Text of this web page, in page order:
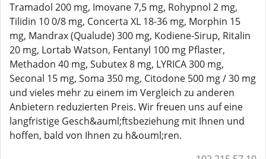
Tramadol 200 mg, Imovane 7,5 mg, Rohypnol 2 mg,
Tilidin 10 0/8 mg, Concerta XL 18-36 mg, Morphin 15
mg, Mandrax (Qualude) 300 mg, Kodiene-Sirup, Ritalin
20 mg, Lortab Watson, Fentanyl 100 mg Pflaster,
Methadon 40 mg, Subutex 8 mg, LYRICA 300 mg,
Seconal 15 mg, Soma 350 mg, Citodone 500 mg / 30 mg
und vieles mehr zu einem im Vergleich zu anderen
Anbietern reduzierten Preis. Wir freuen uns auf eine
langfristige Gesch&auml;ftsbeziehung mit Ihnen und
hoffen, bald von Ihnen zu h&ouml;ren.